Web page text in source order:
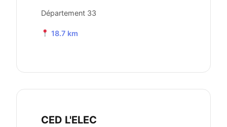
Département 33
18.7 km
CED L'ELEC